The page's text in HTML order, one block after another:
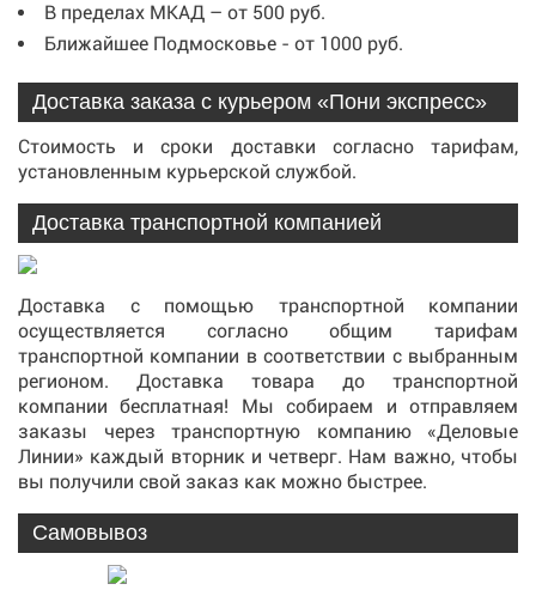
В пределах МКАД – от 500 руб.
Ближайшее Подмосковье - от 1000 руб.
Доставка заказа с курьером «Пони экспресс»
Стоимость и сроки доставки согласно тарифам,
установленным курьерской службой.
Доставка транспортной компанией
Доставка с помощью транспортной компании
осуществляется согласно общим тарифам
транспортной компании в соответствии с выбранным
регионом. Доставка товара до транспортной
компании бесплатная! Мы собираем и отправляем
заказы через транспортную компанию «Деловые
Линии» каждый вторник и четверг. Нам важно, чтобы
вы получили свой заказ как можно быстрее.
Самовывоз